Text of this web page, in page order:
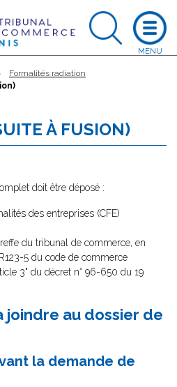
Formalités radiation
À FUSION)
doit être déposé :
des entreprises (CFE)
du tribunal de commerce, en
5 du code de commerce
3" du décret n° 96-650 du 19
joindre au dossier de
la demande de